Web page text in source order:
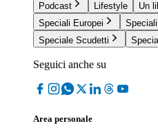
Podcast
Lifestyle
Un
Speciali Europei
Speciale Scudetti
Seguici anche su
Area personale